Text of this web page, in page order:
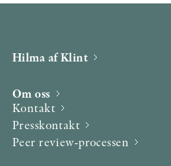
Hilma af Klint
Om oss
Kontakt
Presskontakt
Peer review-processen